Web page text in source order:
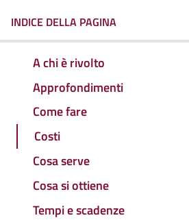
INDICE DELLA PAGINA
A chi è rivolto
Approfondimenti
Come fare
Costi
Cosa serve
Cosa si ottiene
Tempi e scadenze